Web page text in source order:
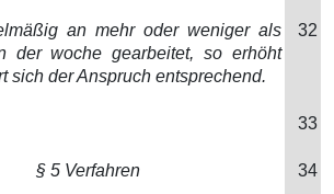
an mehr oder weniger als
der woche gearbeitet, so erhöht
sich der Anspruch entsprechend.
32
33
§ 5 Verfahren 34